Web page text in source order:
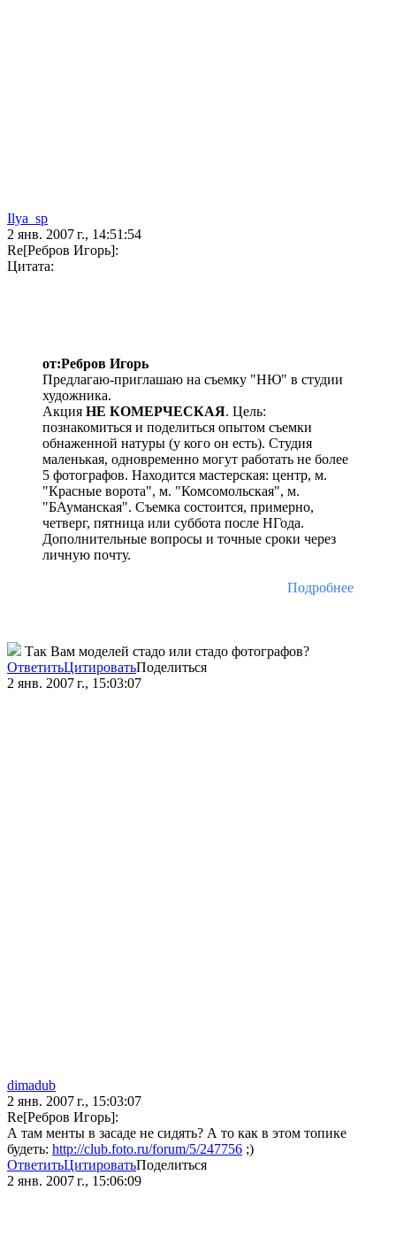
Ilya_sp
2 янв. 2007 г., 14:51:54
Re[Ребров Игорь]:
Цитата:
от:Ребров Игорь
Предлагаю-приглашаю на съемку "НЮ" в студии
художника.
Акция НЕ КОМЕРЧЕСКАЯ. Цель:
познакомиться и поделиться опытом съемки
обнаженной натуры (у кого он есть). Студия
маленькая, одновременно могут работать не более
5 фотографов. Находится мастерская: центр, м.
"Красные ворота", м. "Комсомольская", м.
"БАуманская". Съемка состоится, примерно,
четверг, пятница или суббота после НГода.
Дополнительные вопросы и точные сроки через
личную почту.
Подробнее
Так Вам моделей стадо или стадо фотографов?
ОтветитьЦитироватьПоделиться
2 янв. 2007 г., 15:03:07
dimadub
2 янв. 2007 г., 15:03:07
Re[Ребров Игорь]:
А там менты в засаде не сидять? А то как в этом топике
будеть: http://club.foto.ru/forum/5/247756 ;)
ОтветитьЦитироватьПоделиться
2 янв. 2007 г., 15:06:09